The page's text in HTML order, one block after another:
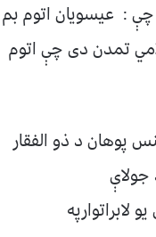
چې : عيسویان اتوم بم
تمدن دی چې اتوم
پوهان د ذو الفقار
لابراتوارپه